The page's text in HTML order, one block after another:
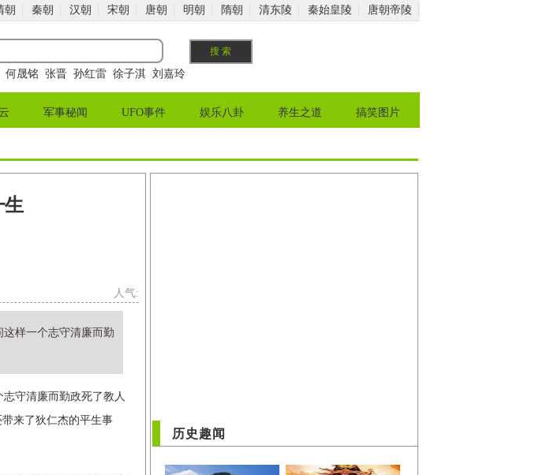
朝 秦朝 汉朝 宋朝 唐朝 明朝 隋朝 清东陵 秦始皇陵 唐朝帝陵
何晟铭 张晋 孙红雷 徐子淇 刘嘉玲
军事秘闻 UFO事件 娱乐八卦 养生之道 搞笑图片
生
人气:
样一个志守清廉而勤
守清廉而勤政死了教人
来了狄仁杰的平生事
历史趣闻